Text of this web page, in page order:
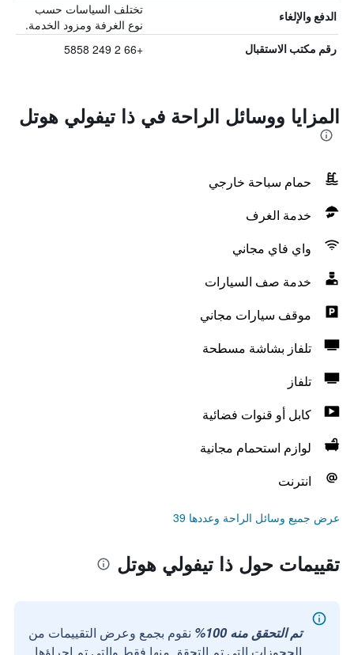
الدفع والإلغاء
تختلف السياسات حسب
نوع الغرفة ومزود الخدمة.
رقم مكتب الاستقبال +66 2 249 5858
المزايا ووسائل الراحة في ذا تيفولي هوتل
حمام سباحة خارجي
خدمة الغرف
واي فاي مجاني
خدمة صف السيارات
موقف سيارات مجاني
تلفاز بشاشة مسطحة
تلفاز
كابل أو قنوات فضائية
لوازم استحمام مجانية
انترنت
عرض جميع وسائل الراحة وعددها 39
تقييمات حول ذا تيفولي هوتل
تم التحقق منه 100%
نقوم بجمع وعرض التقييمات من